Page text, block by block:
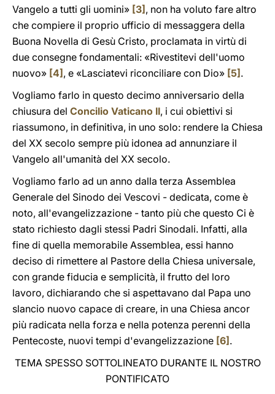
Vangelo a tutti gli uomini» [3] , non ha voluto fare altro
che compiere il proprio ufficio di messaggera della
Buona Novella di Gesù Cristo, proclamata in virtù di
due consegne fondamentali: «Rivestitevi dell'uomo
nuovo» [4] , e «Lasciatevi riconciliare con Dio» [5] .
Vogliamo farlo in questo decimo anniversario della
chiusura del Concilio Vaticano II, i cui obiettivi si
riassumono, in definitiva, in uno solo: rendere la Chiesa
del XX secolo sempre più idonea ad annunziare il
Vangelo all'umanità del XX secolo.
Vogliamo farlo ad un anno dalla terza Assemblea
Generale del Sinodo dei Vescovi - dedicata, come è
noto, all'evangelizzazione - tanto più che questo Ci è
stato richiesto dagli stessi Padri Sinodali. Infatti, alla
fine di quella memorabile Assemblea, essi hanno
deciso di rimettere al Pastore della Chiesa universale,
con grande fiducia e semplicità, il frutto del loro
lavoro, dichiarando che si aspettavano dal Papa uno
slancio nuovo capace di creare, in una Chiesa ancor
più radicata nella forza e nella potenza perenni della
Pentecoste, nuovi tempi d'evangelizzazione [6] .
TEMA SPESSO SOTTOLINEATO DURANTE IL NOSTRO
PONTIFICATO